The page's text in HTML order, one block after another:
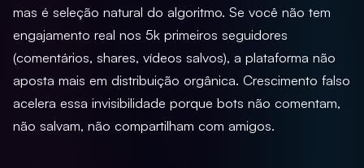
mas é seleção natural do algoritmo. Se você não tem
engajamento real nos 5k primeiros seguidores
(comentários, shares, vídeos salvos), a plataforma não
aposta mais em distribuição orgânica. Crescimento falso
acelera essa invisibilidade porque bots não comentam,
não salvam, não compartilham com amigos.